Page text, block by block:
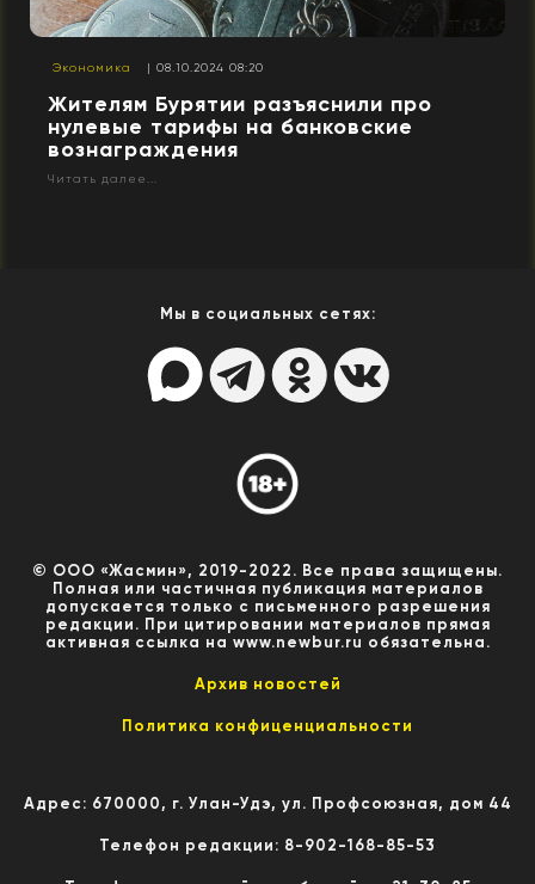
Экономика | 08.10.2024 08:20
Жителям Бурятии разъяснили про
нулевые тарифы на банковские
вознаграждения
Читать далее...
Мы в социальных сетях:
© ООО «Жасмин», 2019-2022. Все права защищены.
Полная или частичная публикация материалов
допускается только с письменного разрешения
редакции. При цитировании материалов прямая
активная ссылка на www.newbur.ru обязательна.
Архив новостей
Политика конфиценциальности
Адрес: 670000, г. Улан-Удэ, ул. Профсоюзная, дом 44
Телефон редакции: 8-902-168-85-53